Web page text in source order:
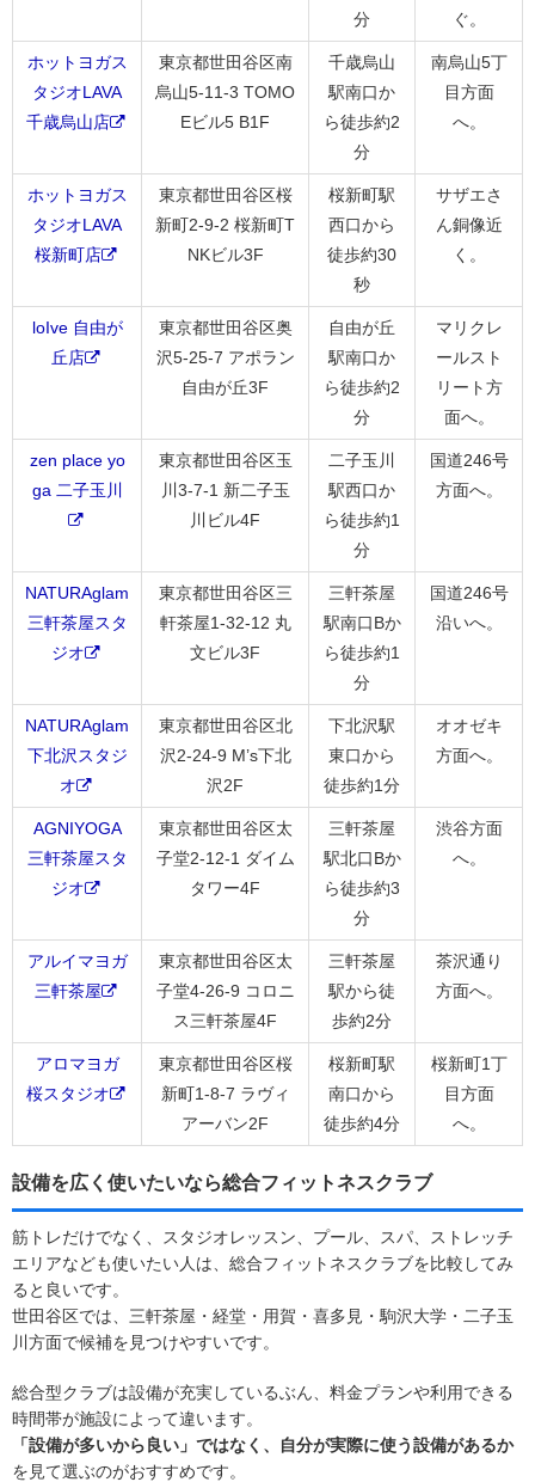
分
ぐ。
ホットヨガス
タジオLAVA
千歳烏山店
東京都世田谷区南
烏山5-11-3 TOMO
Eビル5 B1F
千歳烏山
駅南口か
ら徒歩約2
分
南烏山5丁
目方面
へ。
ホットヨガス
タジオLAVA
桜新町店
東京都世田谷区桜
新町2-9-2 桜新町T
NKビル3F
桜新町駅
西口から
徒歩約30
秒
サザエさ
ん銅像近
く。
loIve 自由が
丘店
東京都世田谷区奥
沢5-25-7 アポラン
自由が丘3F
自由が丘
駅南口か
ら徒歩約2
分
マリクレ
ールスト
リート方
面へ。
zen place yo
ga 二子玉川
東京都世田谷区玉
川3-7-1 新二子玉
川ビル4F
二子玉川
駅西口か
ら徒歩約1
分
国道246号
方面へ。
NATURAglam
三軒茶屋スタ
ジオ
東京都世田谷区三
軒茶屋1-32-12 丸
文ビル3F
三軒茶屋
駅南口Bか
ら徒歩約1
分
国道246号
沿いへ。
NATURAglam
下北沢スタジ
オ
東京都世田谷区北
沢2-24-9 M’s下北
沢2F
下北沢駅
東口から
徒歩約1分
オオゼキ
方面へ。
AGNIYOGA
三軒茶屋スタ
ジオ
東京都世田谷区太
子堂2-12-1 ダイム
タワー4F
三軒茶屋
駅北口Bか
ら徒歩約3
分
渋谷方面
へ。
アルイマヨガ
三軒茶屋
東京都世田谷区太
子堂4-26-9 コロニ
ス三軒茶屋4F
三軒茶屋
駅から徒
歩約2分
茶沢通り
方面へ。
アロマヨガ
桜スタジオ
東京都世田谷区桜
新町1-8-7 ラヴィ
アーバン2F
桜新町駅
南口から
徒歩約4分
桜新町1丁
目方面
へ。
設備を広く使いたいなら総合フィットネスクラブ
筋トレだけでなく、スタジオレッスン、プール、スパ、ストレッチ
エリアなども使いたい人は、総合フィットネスクラブを比較してみ
ると良いです。
世田谷区では、三軒茶屋・経堂・用賀・喜多見・駒沢大学・二子玉
川方面で候補を見つけやすいです。
総合型クラブは設備が充実しているぶん、料金プランや利用できる
時間帯が施設によって違います。
「設備が多いから良い」ではなく、自分が実際に使う設備があるか
を見て選ぶのがおすすめです。